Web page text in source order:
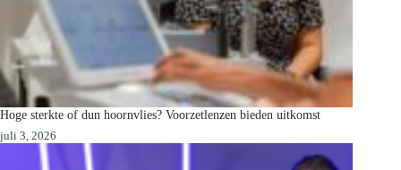
Hoge sterkte of dun hoornvlies? Voorzetlenzen bieden uitkomst
juli 3, 2026